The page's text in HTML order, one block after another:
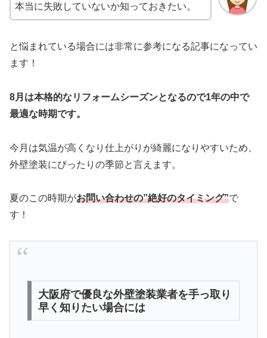
本当に失敗していないか知っておきたい。
と悩まれている場合には非常に参考になる記事になってい
ます！
8月は本格的なリフォームシーズンとなるので1年の中で
最適な時期です。
今月は気温が高くなり仕上がりが綺麗になりやすいため、
外壁塗装にぴったりの季節と言えます。
夏のこの時期がお問い合わせの”絶好のタイミング”で
す！
大阪府で優良な外壁塗装業者を手っ取り
早く知りたい場合には